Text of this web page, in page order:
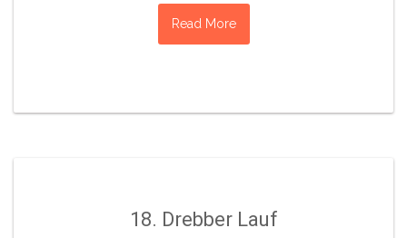
Read More
18. Drebber Lauf